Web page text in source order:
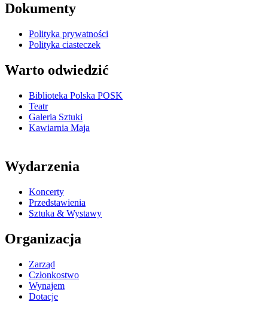
Dokumenty
Polityka prywatności
Polityka ciasteczek
Warto odwiedzić
Biblioteka Polska POSK
Teatr
Galeria Sztuki
Kawiarnia Maja
Wydarzenia
Koncerty
Przedstawienia
Sztuka & Wystawy
Organizacja
Zarząd
Członkostwo
Wynajem
Dotacje